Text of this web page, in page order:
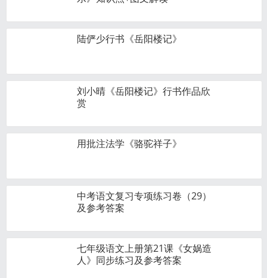
陆俨少行书《岳阳楼记》
刘小晴《岳阳楼记》行书作品欣
赏
用批注法学《骆驼祥子》
中考语文复习专项练习卷（29）
及参考答案
七年级语文上册第21课《女娲造
人》同步练习及参考答案